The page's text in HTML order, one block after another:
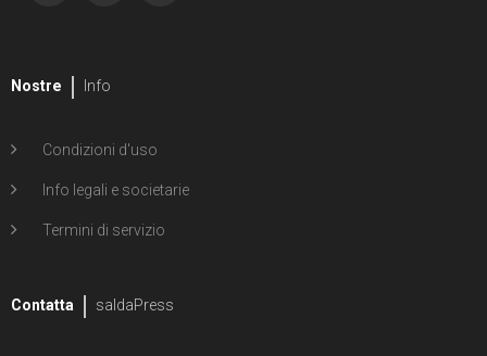
Nostre Info
Condizioni d'uso
Info legali e societarie
Termini di servizio
Contatta saldaPress